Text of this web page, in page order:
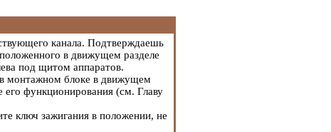
канала. Подтверждаешь
в движущем разделе
под щитом аппаратов.
в монтажном блоке в движущем
его функционирования (см. Главу
ключ зажигания в положении, не